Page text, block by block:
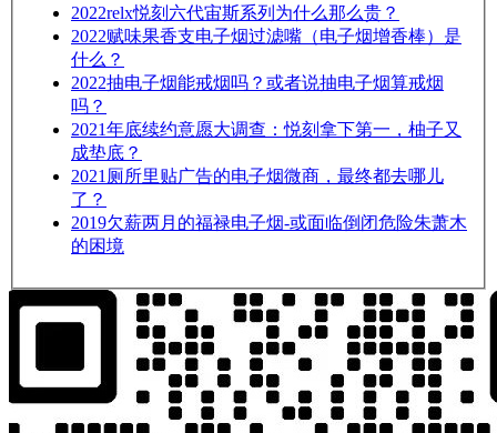
2022relx悦刻六代宙斯系列为什么那么贵？
2022赋味果香支电子烟过滤嘴（电子烟增香棒）是
什么？
2022抽电子烟能戒烟吗？或者说抽电子烟算戒烟
吗？
2021年底续约意愿大调查：悦刻拿下第一，柚子又
成垫底？
2021 厕所里贴广告的电子烟微商，最终都去哪儿
了？
2019欠薪两月的福禄电子烟-或面临倒闭危险朱萧木
的困境